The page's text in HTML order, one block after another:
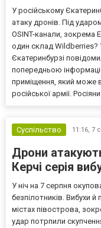
У російському
атаку дронів. Під
OSINT-канали, зокрема
один склад Wildberries?
Єкатеринбурзі
попередньою
приміщення, який може
російської армії.
Суспільство 11:16, 7
Дрони
Керчі серія
У ніч на 7 серпня
безпілотників. Вибухи
містах півострова,
удар потрпили